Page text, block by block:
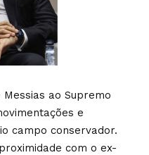
ao Supremo
e
campo conservador.
com o ex-